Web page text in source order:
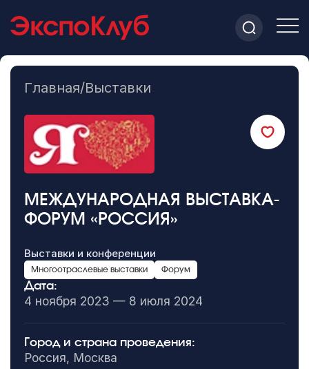
Главная/Выставки
МЕЖДУНАРОДНАЯ ВЫСТАВКА-
ФОРУМ «РОССИЯ»
Выставки и конференции
Многоотраслевые выставки Форум
Дата:
4 ноября 2023 — 8 июля 2024
Город и страна проведения:
Россия, Москва